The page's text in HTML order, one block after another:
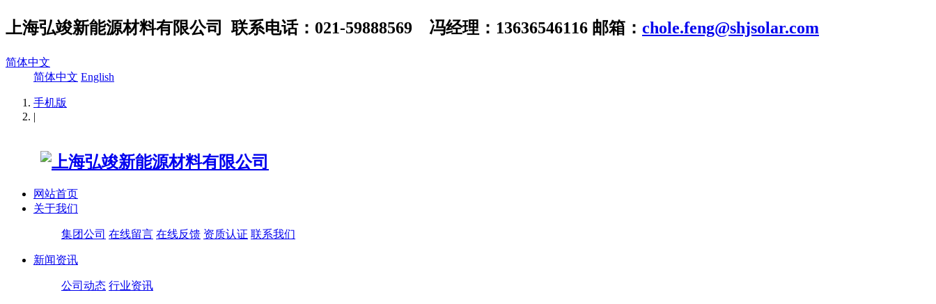
上海弘竣新能源材料有限公司 联系电话：021-59888569 冯经理：13636546116 邮箱： chole.feng@shjsolar.com
简体中文
简体中文 English
手机版
|
网站首页
关于我们
集团公司 在线留言 在线反馈 资质认证 联系我们
新闻资讯
公司动态 行业资讯